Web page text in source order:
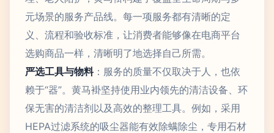
元场景的服务产品线。每一项服务都有清晰的定
义、流程和验收标准，让消费者能够像在电商平台
选购商品一样，清晰明了地选择自己所需。
严选工具与物料：服务的质量不仅取决于人，也依
赖于“器”。黄马褂坚持使用业内领先的清洁设备、环
保无害的清洁剂以及高效的整理工具。例如，采用
HEPA过滤系统的吸尘器能有效除螨除尘，专用石材